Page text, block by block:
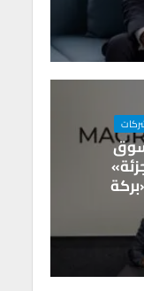
من «بركة